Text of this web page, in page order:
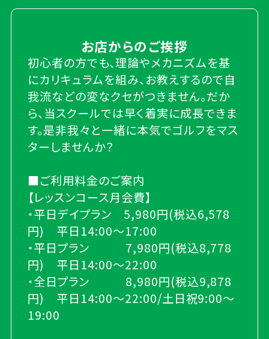
お店からのご挨拶
初心者の方でも、理論やメカニズムを基
にカリキュラムを組み、お教えするので自
我流などの変なクセがつきません。だか
ら、当スクールでは早く着実に成長できま
す。是非我々と一緒に本気でゴルフをマス
ターしませんか？
■ご利用料金のご案内
【レッスンコース月会費】
・平日デイプラン 5,980円(税込6,578
円) 平日14:00～17:00
・平日プラン 7,980円(税込8,778
円) 平日14:00～22:00
・全日プラン 8,980円(税込9,878
円) 平日14:00～22:00/土日祝9:00～
19:00